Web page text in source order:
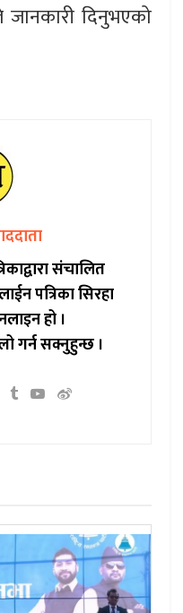
दिनुभएको
संचालित
पत्रिका सिरहा
हो ।
गर्न सक्नुहुन्छ ।